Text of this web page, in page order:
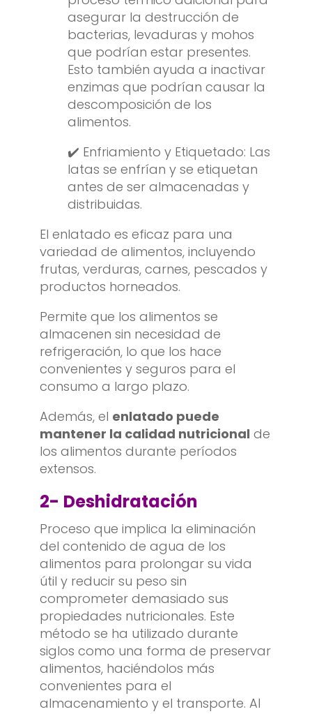
asegurar la destrucción de
bacterias, levaduras y mohos
que podrían estar presentes.
Esto también ayuda a inactivar
enzimas que podrían causar la
descomposición de los
alimentos.
✔️ Enfriamiento y Etiquetado: Las
latas se enfrían y se etiquetan
antes de ser almacenadas y
distribuidas.
El enlatado es eficaz para una
variedad de alimentos, incluyendo
frutas, verduras, carnes, pescados y
productos horneados.
Permite que los alimentos se
almacenen sin necesidad de
refrigeración, lo que los hace
convenientes y seguros para el
consumo a largo plazo.
Además, el enlatado puede
mantener la calidad nutricional de
los alimentos durante períodos
extensos.
2- Deshidratación
Proceso que implica la eliminación
del contenido de agua de los
alimentos para prolongar su vida
útil y reducir su peso sin
comprometer demasiado sus
propiedades nutricionales. Este
método se ha utilizado durante
siglos como una forma de preservar
alimentos, haciéndolos más
convenientes para el
almacenamiento y el transporte. Al